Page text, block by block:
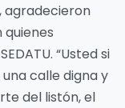
agradecieron
quienes
“Usted si
calle digna y
del listón, el